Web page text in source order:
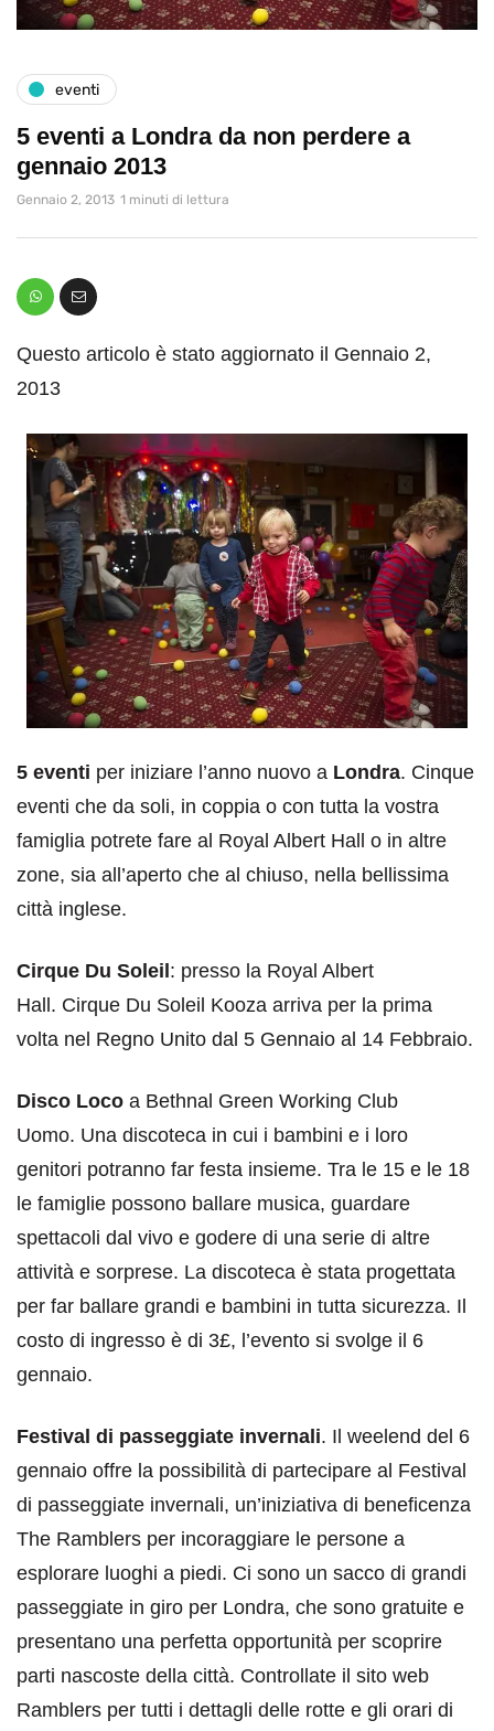
eventi
5 eventi a Londra da non perdere a
gennaio 2013
Gennaio 2, 2013 1 minuti di lettura
Questo articolo è stato aggiornato il Gennaio 2,
2013
5 eventi per iniziare l’anno nuovo a Londra. Cinque
eventi che da soli, in coppia o con tutta la vostra
famiglia potrete fare al Royal Albert Hall o in altre
zone, sia all’aperto che al chiuso, nella bellissima
città inglese.
Cirque Du Soleil: presso la Royal Albert
Hall. Cirque Du Soleil Kooza arriva per la prima
volta nel Regno Unito dal 5 Gennaio al 14 Febbraio.
Disco Loco a Bethnal Green Working Club
Uomo. Una discoteca in cui i bambini e i loro
genitori potranno far festa insieme. Tra le 15 e le 18
le famiglie possono ballare musica, guardare
spettacoli dal vivo e godere di una serie di altre
attività e sorprese. La discoteca è stata progettata
per far ballare grandi e bambini in tutta sicurezza. Il
costo di ingresso è di 3£, l’evento si svolge il 6
gennaio.
Festival di passeggiate invernali. Il weelend del 6
gennaio offre la possibilità di partecipare al Festival
di passeggiate invernali, un’iniziativa di beneficenza
The Ramblers per incoraggiare le persone a
esplorare luoghi a piedi. Ci sono un sacco di grandi
passeggiate in giro per Londra, che sono gratuite e
presentano una perfetta opportunità per scoprire
parti nascoste della città. Controllate il sito web
Ramblers per tutti i dettagli delle rotte e gli orari di